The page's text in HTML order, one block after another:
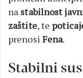
na stabilnost
zaštite, te
prenosi Fena.
Stabilni